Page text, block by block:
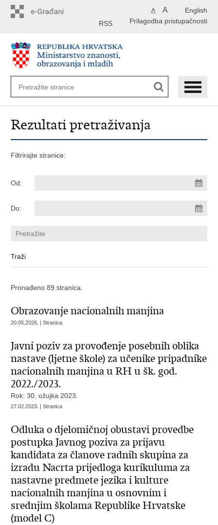
English
A A
Prilagodba pristupačnosti
RSS
Rezultati pretraživanja
Filtrirajte stranice:
Od:
Do:
Pronađeno 89 stranica.
Obrazovanje nacionalnih manjina
20.05.2026. | Stranica
Javni poziv za provođenje posebnih oblika
nastave (ljetne škole) za učenike pripadnike
nacionalnih manjina u RH u šk. god.
2022./2023.
Rok: 30. ožujka 2023.
27.02.2023. | Stranica
Odluka o djelomičnoj obustavi provedbe
postupka Javnog poziva za prijavu
kandidata za članove radnih skupina za
izradu Nacrta prijedloga kurikuluma za
nastavne predmete jezika i kulture
nacionalnih manjina u osnovnim i
srednjim školama Republike Hrvatske
(model C)